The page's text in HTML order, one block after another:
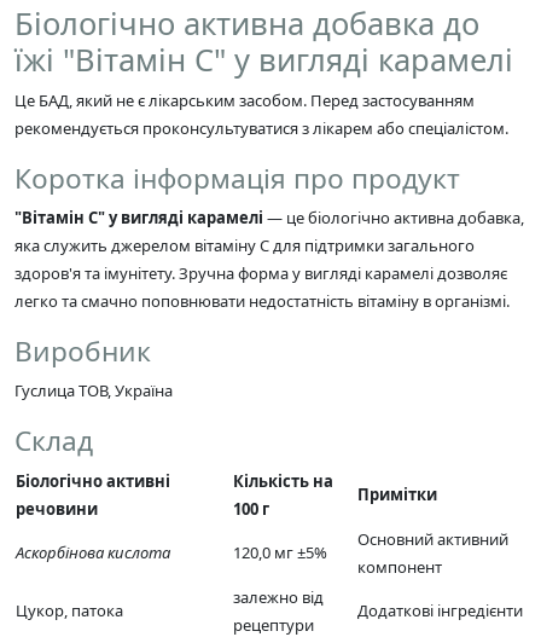
Біологічно активна добавка до
їжі "Вітамін C" у вигляді карамелі
Це БАД, який не є лікарським засобом. Перед застосуванням
рекомендується проконсультуватися з лікарем або спеціалістом.
Коротка інформація про продукт
"Вітамін C" у вигляді карамелі — це біологічно активна добавка,
яка служить джерелом вітаміну C для підтримки загального
здоров'я та імунітету. Зручна форма у вигляді карамелі дозволяє
легко та смачно поповнювати недостатність вітаміну в організмі.
Виробник
Гуслица ТОВ, Україна
Склад
Біологічно активні
речовини
Кількість на
100 г
Примітки
Аскорбінова кислота 120,0 мг ±5%
Основний активний
компонент
Цукор, патока
залежно від
рецептури
Додаткові інгредієнти